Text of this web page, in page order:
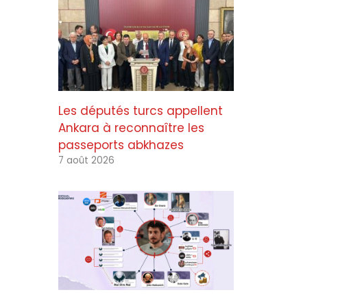
Les députés turcs appellent
Ankara à reconnaître les
passeports abkhazes
7 août 2026